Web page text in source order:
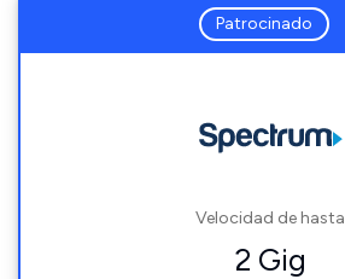
Patrocinado
Velocidad de hasta
2 Gig